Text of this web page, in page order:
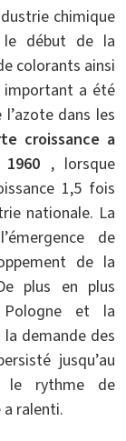
chimique
le début de la
colorants ainsi
important a été
dans les
croissance a
, lorsque
1,5 fois
nationale. La
de
de la
plus en plus
et la
demande des
jusqu’au
le rythme de
ralenti.